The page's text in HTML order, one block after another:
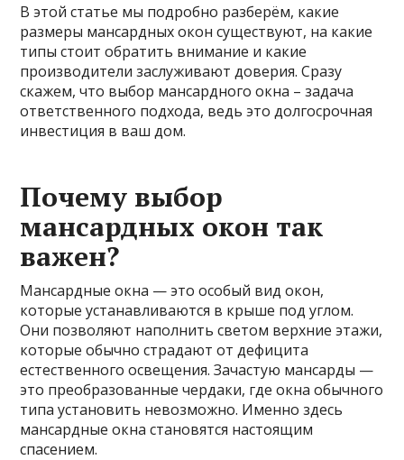
В этой статье мы подробно разберём, какие
размеры мансардных окон существуют, на какие
типы стоит обратить внимание и какие
производители заслуживают доверия. Сразу
скажем, что выбор мансардного окна – задача
ответственного подхода, ведь это долгосрочная
инвестиция в ваш дом.
Почему выбор
мансардных окон так
важен?
Мансардные окна — это особый вид окон,
которые устанавливаются в крыше под углом.
Они позволяют наполнить светом верхние этажи,
которые обычно страдают от дефицита
естественного освещения. Зачастую мансарды —
это преобразованные чердаки, где окна обычного
типа установить невозможно. Именно здесь
мансардные окна становятся настоящим
спасением.